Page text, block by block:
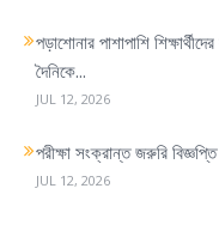
পড়াশোনার পাশাপাশি
দৈনিকে...
JUL 12, 2026
পরীক্ষা সংক্রান্ত জরুরি বিজ্ঞপ্তি
JUL 12, 2026